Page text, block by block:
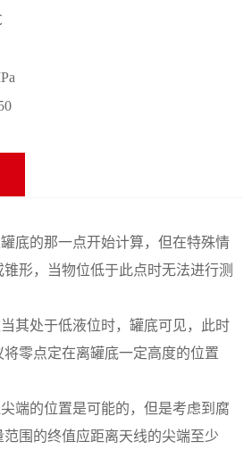
底的那一点开始计算，但在特殊情
形，当物位低于此点时无法进行测
其处于低液位时，罐底可见，此时
零点定在离罐底一定高度的位置
端的位置是可能的，但是考虑到腐
围的终值应距离天线的尖端至少